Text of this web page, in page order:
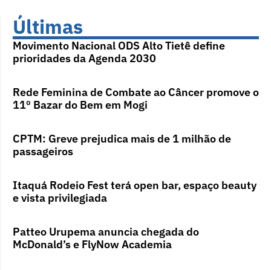
Últimas
Movimento Nacional ODS Alto Tietê define
prioridades da Agenda 2030
Rede Feminina de Combate ao Câncer promove o
11º Bazar do Bem em Mogi
CPTM: Greve prejudica mais de 1 milhão de
passageiros
Itaquá Rodeio Fest terá open bar, espaço beauty
e vista privilegiada
Patteo Urupema anuncia chegada do
McDonald’s e FlyNow Academia